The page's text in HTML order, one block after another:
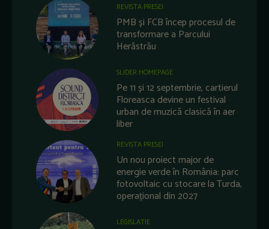
REVISTA PRESEI
PMB și FCB încep procesul de
transformare a Parcului
Herăstrău
SLIDER HOMEPAGE
Pe 11 și 12 septembrie, cartierul
Floreasca devine un festival
urban de muzică clasică în aer
liber
REVISTA PRESEI
Un nou proiect major de
energie verde în România: parc
fotovoltaic cu stocare la Turda,
operațional din 2027
LEGISLATIE